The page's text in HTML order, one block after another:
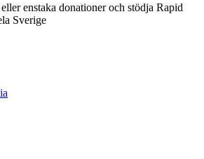
enstaka donationer och stödja Rapid
Sverige